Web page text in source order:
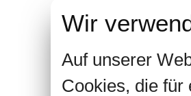
Wir
Auf unserer
Cookies, die für